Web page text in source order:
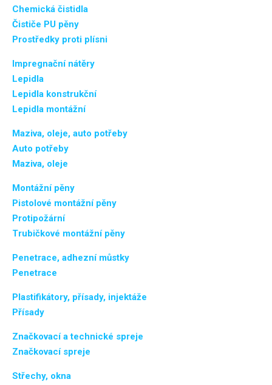
Chemická čistidla
Čističe PU pěny
Prostředky proti plísni
Impregnační nátěry
Lepidla
Lepidla konstrukční
Lepidla montážní
Maziva, oleje, auto potřeby
Auto potřeby
Maziva, oleje
Montážní pěny
Pistolové montážní pěny
Protipožární
Trubičkové montážní pěny
Penetrace, adhezní můstky
Penetrace
Plastifikátory, přísady, injektáže
Přísady
Značkovací a technické spreje
Značkovací spreje
Střechy, okna